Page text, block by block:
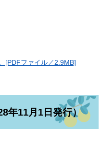
[PDFファイル／2.9MB]
年11月1日発行）